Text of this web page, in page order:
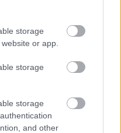
storage
or app.
storage
storage
and other
tiltották a „léha”
későn, 1880-